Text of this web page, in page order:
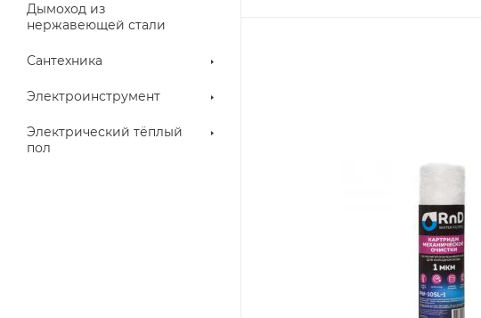
Дымоход из
нержавеющей стали
Сантехника
Электроинструмент
Электрический тёплый
пол